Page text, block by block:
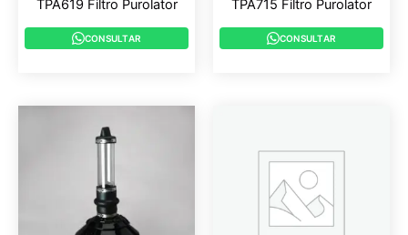
TPA619 Filtro Purolator
CONSULTAR
TPA715 Filtro Purolator
CONSULTAR